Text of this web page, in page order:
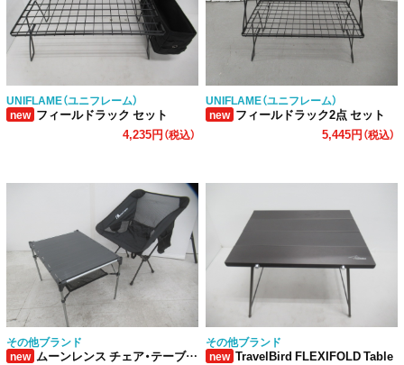
UNIFLAME（ユニフレーム）
new フィールドラック セット
4,235円（税込）
UNIFLAME（ユニフレーム）
new フィールドラック2点 セット
5,445円（税込）
その他ブランド
new ムーンレンス チェア・テーブルセット
その他ブランド
new TravelBird FLEXIFOLD Table